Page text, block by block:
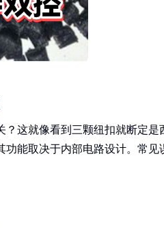
？这就像看到三颗纽扣就断定
能取决于内部电路设计。常见